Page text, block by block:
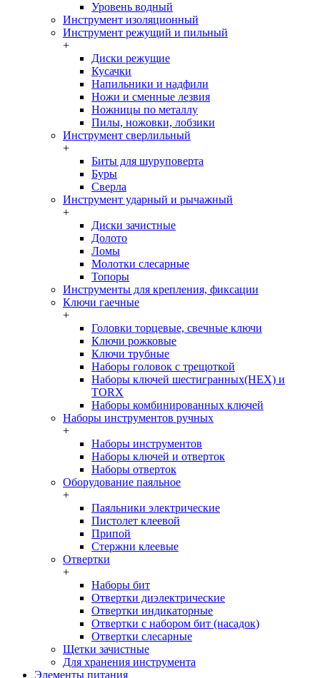
Уровень водный
Инструмент изоляционный
Инструмент режущий и пильный
+
Диски режущие
Кусачки
Напильники и надфили
Ножи и сменные лезвия
Ножницы по металлу
Пилы, ножовки, лобзики
Инструмент сверлильный
+
Биты для шуруповерта
Буры
Сверла
Инструмент ударный и рычажный
+
Диски зачистные
Долото
Ломы
Молотки слесарные
Топоры
Инструменты для крепления, фиксации
Ключи гаечные
+
Головки торцевые, свечные ключи
Ключи рожковые
Ключи трубные
Наборы головок c трещоткой
Наборы ключей шестигранных(HEX) и
TORX
Наборы комбинированных ключей
Наборы инструментов ручных
+
Наборы инструментов
Наборы ключей и отверток
Наборы отверток
Оборудование паяльное
+
Паяльники электрические
Пистолет клеевой
Припой
Стержни клеевые
Отвертки
+
Наборы бит
Отвертки диэлектрические
Отвертки индикаторные
Отвертки с набором бит (насадок)
Отвертки слесарные
Щетки зачистные
Для хранения инструмента
Элементы питания